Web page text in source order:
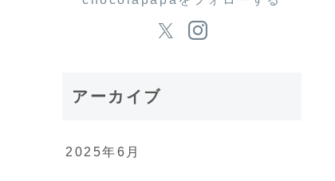
アーカイブ
2025年6月